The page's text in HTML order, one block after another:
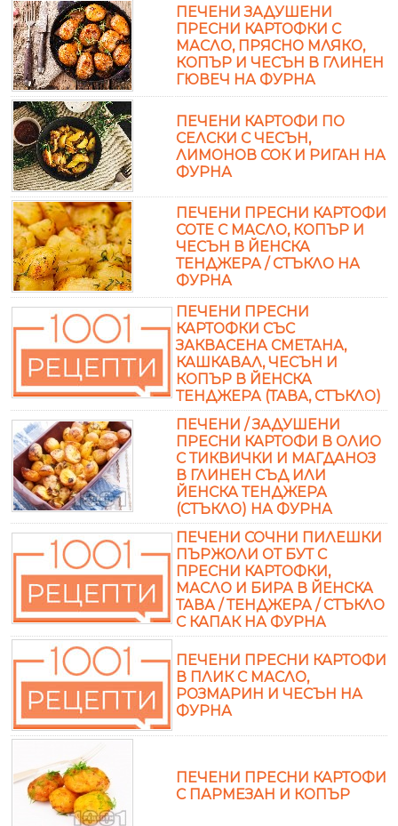
ПЕЧЕНИ ЗАДУШЕНИ
ПРЕСНИ КАРТОФКИ С
МАСЛО, ПРЯСНО МЛЯКО,
КОПЪР И ЧЕСЪН В ГЛИНЕН
ГЮВЕЧ НА ФУРНА
ПЕЧЕНИ КАРТОФИ ПО
СЕЛСКИ С ЧЕСЪН,
ЛИМОНОВ СОК И РИГАН НА
ФУРНА
ПЕЧЕНИ ПРЕСНИ КАРТОФИ
СОТЕ С МАСЛО, КОПЪР И
ЧЕСЪН В ЙЕНСКА
ТЕНДЖЕРА / СТЪКЛО НА
ФУРНА
ПЕЧЕНИ ПРЕСНИ
КАРТОФКИ СЪС
ЗАКВАСЕНА СМЕТАНА,
КАШКАВАЛ, ЧЕСЪН И
КОПЪР В ЙЕНСКА
ТЕНДЖЕРА (ТАВА, СТЪКЛО)
ПЕЧЕНИ / ЗАДУШЕНИ
ПРЕСНИ КАРТОФИ В ОЛИО
С ТИКВИЧКИ И МАГДАНОЗ
В ГЛИНЕН СЪД ИЛИ
ЙЕНСКА ТЕНДЖЕРА
(СТЪКЛО) НА ФУРНА
ПЕЧЕНИ СОЧНИ ПИЛЕШКИ
ПЪРЖОЛИ ОТ БУТ С
ПРЕСНИ КАРТОФКИ,
МАСЛО И БИРА В ЙЕНСКА
ТАВА / ТЕНДЖЕРА / СТЪКЛО
С КАПАК НА ФУРНА
ПЕЧЕНИ ПРЕСНИ КАРТОФИ
В ПЛИК С МАСЛО,
РОЗМАРИН И ЧЕСЪН НА
ФУРНА
ПЕЧЕНИ ПРЕСНИ КАРТОФИ
С ПАРМЕЗАН И КОПЪР